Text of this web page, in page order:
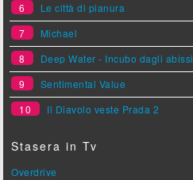
6
Le città di pianura
7
Michael
8
Deep Water - Incubo dagli abissi
9
Sentimental Value
10
Il Diavolo veste Prada 2
Stasera in Tv
Overdrive